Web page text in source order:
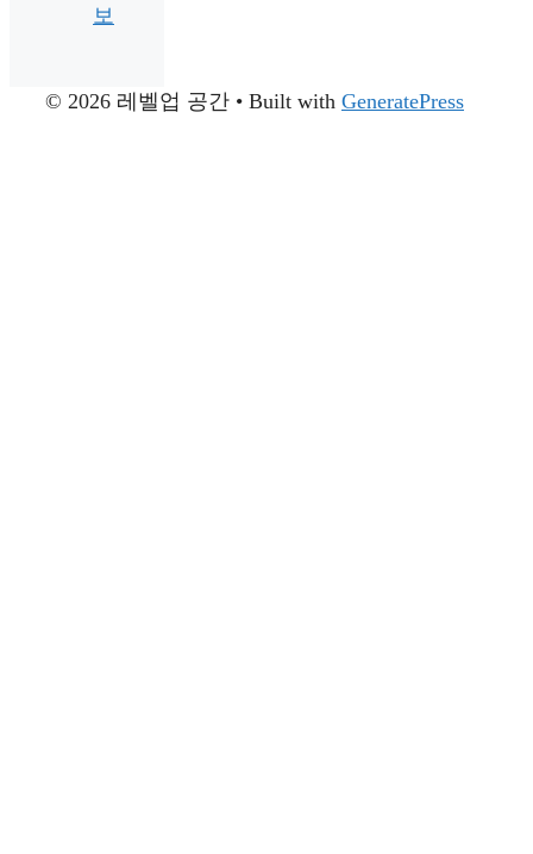
보
© 2026 레벨업 공간 • Built with GeneratePress